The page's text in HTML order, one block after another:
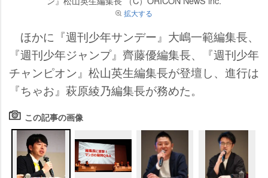
拡大する
ほかに『週刊少年サンデー』大嶋一範編集長、
『週刊少年ジャンプ』齊藤優編集長、『週刊少年
チャンピオン』松山英生編集長が登壇し、進行は
『ちゃお』萩原綾乃編集長が務めた。
この記事の画像